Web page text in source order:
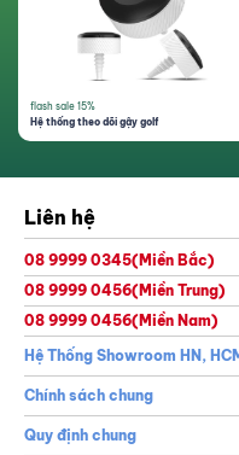
flash sale 15%
Hệ thống theo dõi gậy golf
Liên hệ
08 9999 0345(Miền Bắc)
08 9999 0456(Miền Trung)
08 9999 0456(Miền Nam)
Hệ Thống Showroom HN,
Chính sách chung
Quy định chung